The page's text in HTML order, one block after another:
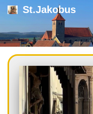
Inhalt
St.Jakobus